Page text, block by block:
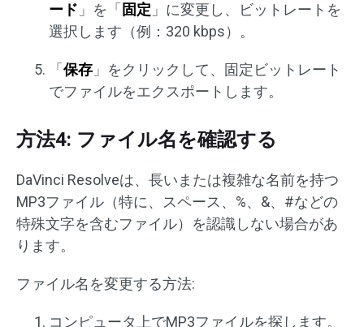
ード 」を「 固定 」に変更し、ビットレートを
選択します（例：320 kbps）。
「 保存 」をクリックして、固定ビットレート
でファイルをエクスポートします。
方法4: ファイル名を確認する
DaVinci Resolveは、長いまたは複雑な名前を持つ
MP3ファイル（特に、スペース、%、&、#などの
特殊文字を含むファイル）を認識しない場合があ
ります。
ファイル名を変更する方法:
コンピュータ上でMP3ファイルを探します。